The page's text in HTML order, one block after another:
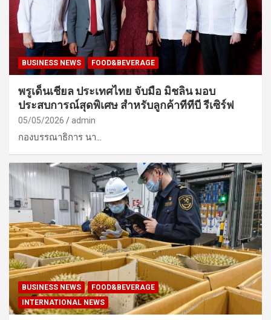
BUSINESS NEWS FOOD&BEVERAGE
พรูเด็นเชียล ประเทศไทย จับมือ มิชลิน มอบ
ประสบการณ์สุดพิเศษ สำหรับลูกค้าทีทีบี รีเซิร์ฟ
05/05/2026 admin
กองบรรณาธิการ นา…
BUSINESS NEWS
FOOD&BEVERAGE
INTERNATIONAL NEWS